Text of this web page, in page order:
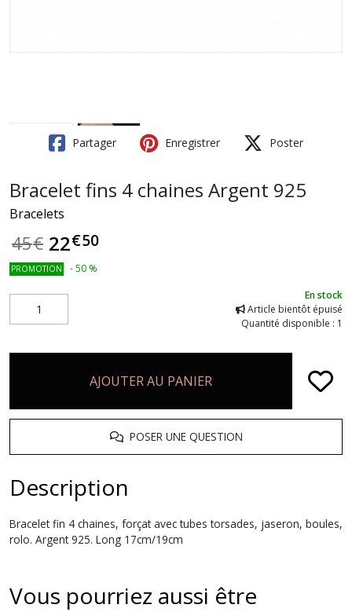
Partager Enregistrer Poster
Bracelet fins 4 chaines Argent 925
Bracelets
45€ 22€50
PROMOTION -50 %
En stock
Article bientôt épuisé
Quantité disponible : 1
AJOUTER AU PANIER
POSER UNE QUESTION
Description
Bracelet fin 4 chaines, forçat avec tubes torsades, jaseron, boules,
rolo. Argent 925. Long 17cm/19cm
Vous pourriez aussi être